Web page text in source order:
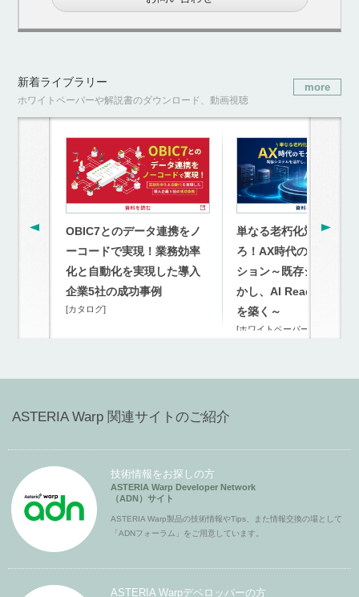
新着ライブラリー
ホワイトペーパーや解説書のダウンロード、動画視聴
more
OBIC7とのデータ連携をノ
ーコードで実現！業務効率
化と自動化を実現した導入
企業5社の成功事例
[カタログ]
単なる老朽化対策を超
ろ！AX時代のモダナイ
ション～既存システム
かし、AI Readyな連携
を築く～
[ホワイトペーパー]
ASTERIA Warp 関連サイトのご紹介
技術情報をお探しの方
ASTERIA Warp Developer Network
（ADN）サイト
ASTERIA Warp製品の技術情報やTips、また情報交換の場として
「ADNフォーラム」をご用意しています。
ASTERIA Warpデベロッパーの方